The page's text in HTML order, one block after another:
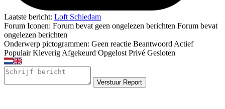
Laatste bericht: Loft Schiedam
Forum Iconen: Forum bevat geen ongelezen berichten Forum bevat
ongelezen berichten
Onderwerp pictogrammen: Geen reactie Beantwoord Actief
Populair Kleverig Afgekeurd Opgelost Privé Gesloten